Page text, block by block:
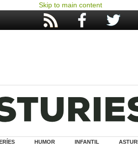
Skip to main content
HUMOR INFANTIL